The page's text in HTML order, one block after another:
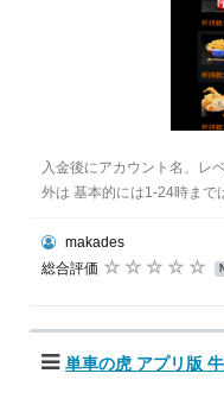
入金後にアカウント名、レ
外は 基本的には1-24時まで
makades
総合評価
単車の虎 アプリ版